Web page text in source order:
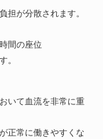
担が分散されます。
間の座位
。
いて血流を非常に重
正常に働きやすくな